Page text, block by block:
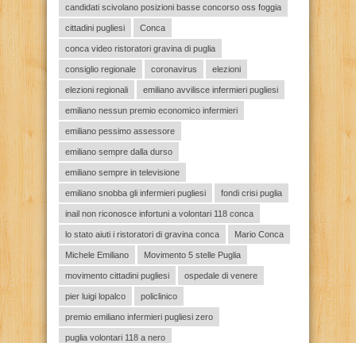
candidati scivolano posizioni basse concorso oss foggia
cittadini pugliesi Conca
conca video ristoratori gravina di puglia
consiglio regionale coronavirus elezioni
elezioni regionali emiliano avvilisce infermieri pugliesi
emiliano nessun premio economico infermieri
emiliano pessimo assessore
emiliano sempre dalla durso
emiliano sempre in televisione
emiliano snobba gli infermieri pugliesi fondi crisi puglia
inail non riconosce infortuni a volontari 118 conca
lo stato aiuti i ristoratori di gravina conca Mario Conca
Michele Emiliano Movimento 5 stelle Puglia
movimento cittadini pugliesi ospedale di venere
pier luigi lopalco policlinico
premio emiliano infermieri pugliesi zero
puglia volontari 118 a nero